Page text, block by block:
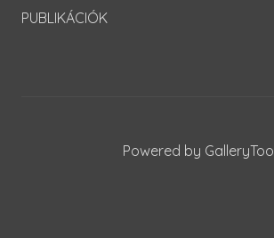
PUBLIKÁCIÓK
Powered by GalleryTool